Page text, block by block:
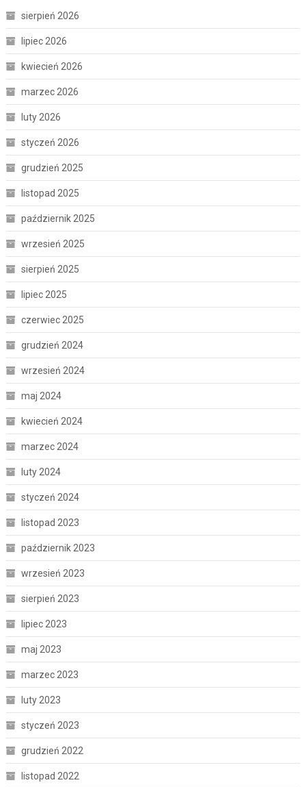
sierpień 2026
lipiec 2026
kwiecień 2026
marzec 2026
luty 2026
styczeń 2026
grudzień 2025
listopad 2025
październik 2025
wrzesień 2025
sierpień 2025
lipiec 2025
czerwiec 2025
grudzień 2024
wrzesień 2024
maj 2024
kwiecień 2024
marzec 2024
luty 2024
styczeń 2024
listopad 2023
październik 2023
wrzesień 2023
sierpień 2023
lipiec 2023
maj 2023
marzec 2023
luty 2023
styczeń 2023
grudzień 2022
listopad 2022